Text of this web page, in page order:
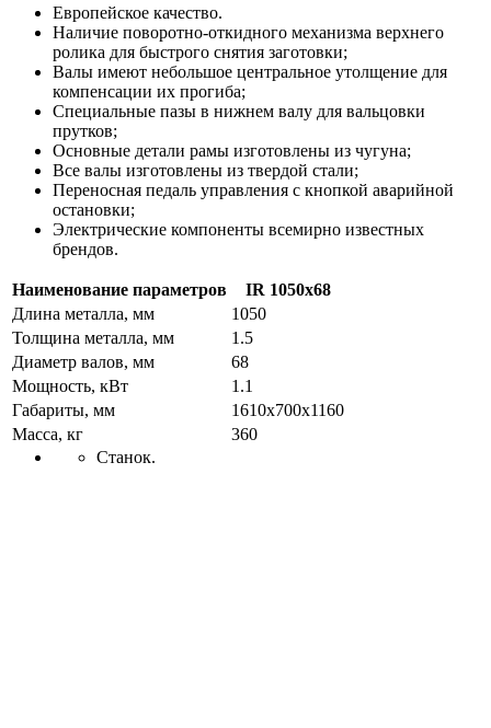
Европейское качество.
Наличие поворотно-откидного механизма верхнего
ролика для быстрого снятия заготовки;
Валы имеют небольшое центральное утолщение для
компенсации их прогиба;
Специальные пазы в нижнем валу для вальцовки
прутков;
Основные детали рамы изготовлены из чугуна;
Все валы изготовлены из твердой стали;
Переносная педаль управления с кнопкой аварийной
остановки;
Электрические компоненты всемирно известных
брендов.
Наименование параметров
IR 1050x68
Длина металла, мм
1050
Толщина металла, мм
1.5
Диаметр валов, мм
68
Мощность, кВт
1.1
Габариты, мм
1610x700x1160
Масса, кг
360
Станок.